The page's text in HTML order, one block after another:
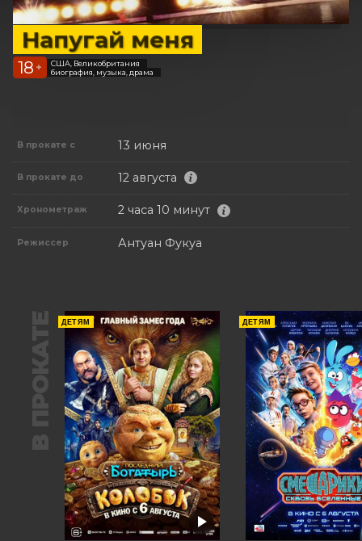
Напугай меня
18 +
США, Великобритания
биография, музыка, драма
В прокате с 13 июня
В прокате до 12 августа
Хронометраж 2 часа 10 минут
Режиссер Антуан Фукуа
В ПРОКАТЕ ДЕТЯМ ДЕТЯМ